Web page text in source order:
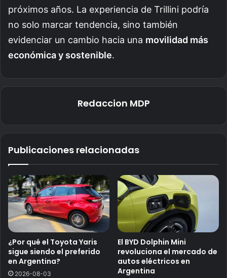
próximos años. La experiencia de Trillini podría
no solo marcar tendencia, sino también
evidenciar un cambio hacia una movilidad más
económica y sostenible.
Redaccion MDP
Publicaciones relacionadas
¿Por qué el Toyota Yaris
sigue siendo el preferido
en Argentina?
2026-08-03
El BYD Dolphin Mini
revoluciona el mercado de
autos eléctricos en
Argentina